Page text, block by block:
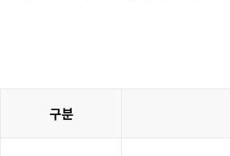
구분